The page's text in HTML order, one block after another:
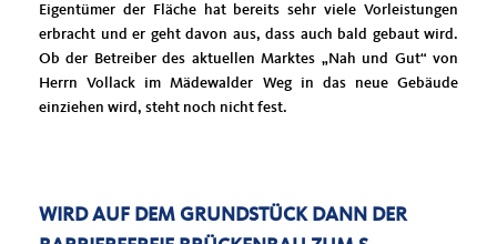
Eigentümer der Fläche hat bereits sehr viele Vorleistungen
erbracht und er geht davon aus, dass auch bald gebaut wird.
Ob der Betreiber des aktuellen Marktes „Nah und Gut“ von
Herrn Vollack im Mädewalder Weg in das neue Gebäude
einziehen wird, steht noch nicht fest.
WIRD AUF DEM GRUNDSTÜCK DANN DER